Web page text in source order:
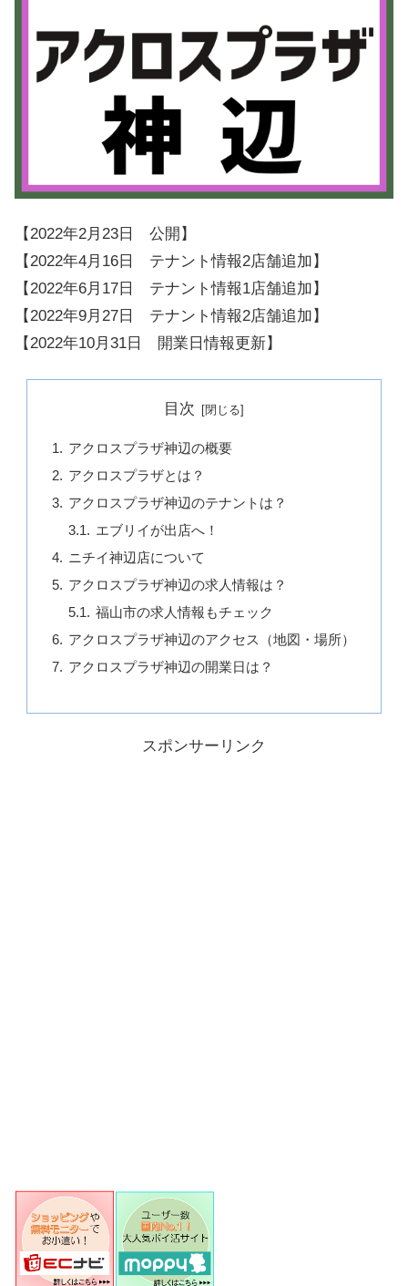
【2022年2月23日 公開】
【2022年4月16日 テナント情報2店舗追加】
【2022年6月17日 テナント情報1店舗追加】
【2022年9月27日 テナント情報2店舗追加】
【2022年10月31日 開業日情報更新】
目次
アクロスプラザ神辺の概要
アクロスプラザとは？
アクロスプラザ神辺のテナントは？
エブリイが出店へ！
ニチイ神辺店について
アクロスプラザ神辺の求人情報は？
福山市の求人情報もチェック
アクロスプラザ神辺のアクセス（地図・場所）
アクロスプラザ神辺の開業日は？
スポンサーリンク